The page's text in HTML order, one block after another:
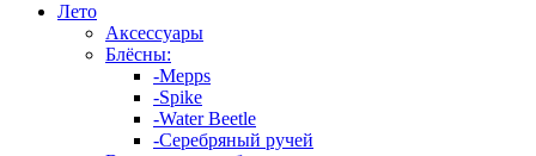
Лето
Аксессуары
Блёсны:
-Mepps
-Spike
-Water Beetle
-Серебряный ручей